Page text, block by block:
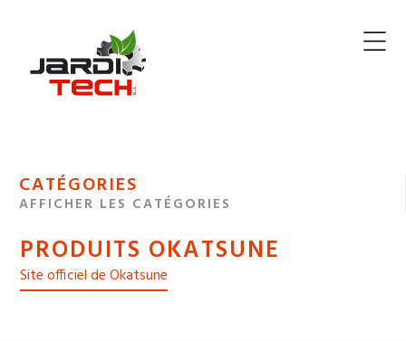
Jarditech
MENU
DE
DES
CATÉGORIES
AFFICHER LES CATÉGORIES
PRODUITS OKATSUNE
Site officiel de Okatsune